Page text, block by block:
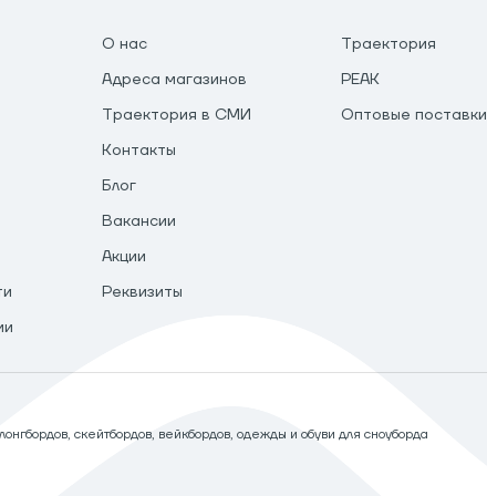
О нас
Адреса магазинов
Траектория в СМИ
Контакты
Блог
Вакансии
Акции
Реквизиты
Траектория
PEAK
Оптовые поставки
скейтбордов, вейкбордов, одежды и обуви для сноуборда